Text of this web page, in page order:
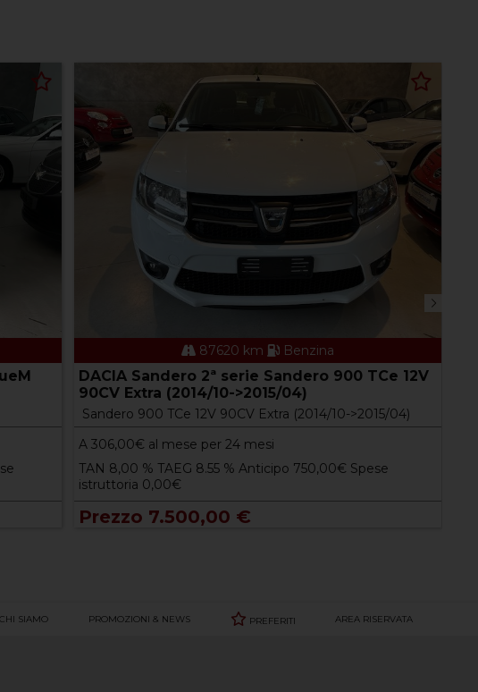
87620 km Benzina
DACIA Sandero 2ª serie Sandero 900 TCe 12V
90CV Extra (2014/10->2015/04)
Sandero 900 TCe 12V 90CV Extra (2014/10->2015/04)
A 306,00€ al mese per 24 mesi
TAN 8,00 % TAEG 8.55 % Anticipo 750,00€ Spese
istruttoria 0,00€
Prezzo 7.500,00 €
CHI SIAMO PROMOZIONI & NEWS PREFERITI AREA RISERVATA